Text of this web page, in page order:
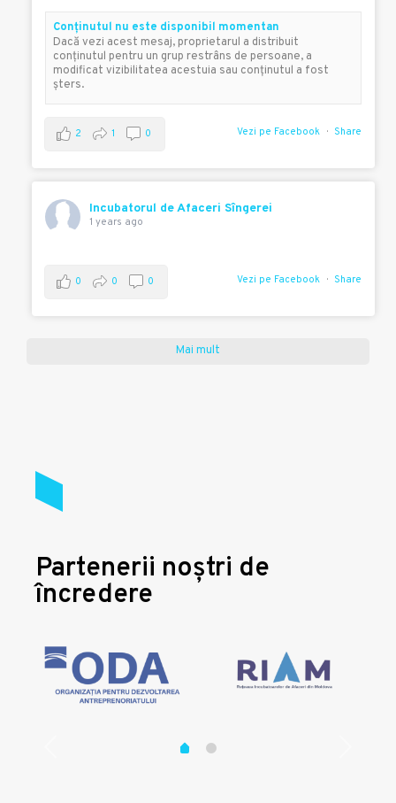
Conţinutul nu este disponibil momentan
Dacă vezi acest mesaj, proprietarul a distribuit
conţinutul pentru un grup restrâns de persoane, a
modificat vizibilitatea acestuia sau conţinutul a fost
şters.
Vezi pe Facebook Share
2 1 0
Incubatorul de Afaceri Sîngerei
1 years ago
Vezi pe Facebook Share
0 0 0
Mai mult
Partenerii noștri de
încredere